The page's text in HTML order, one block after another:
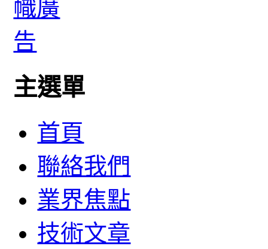
主選單
首頁
聯絡我們
業界焦點
技術文章